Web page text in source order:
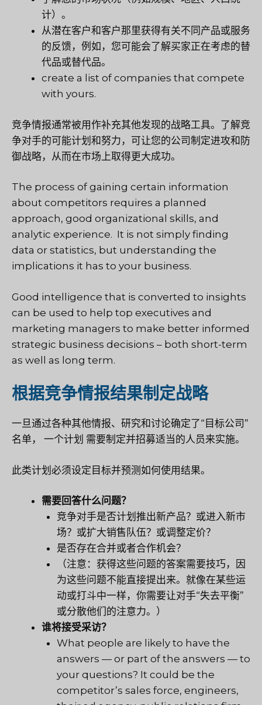
计）。
从潜在客户和客户那里获得有关不同产品或服务
的反馈，例如，您可能会了解买家正在考虑的替
代品或替代品。
create a list of companies that compete
with yours.
竞争情报通常被用作补充其他发现的战略工具。了解竞
争对手的可能计划和努力，可让您的公司制定进攻和防
御战略，从而在市场上取得更大成功。
The process of gaining certain information
about competitors requires a planned
approach, good organizational skills, and
analytic experience. It is not simply finding
data or statistics, but understanding the
implications it has to your business.
Good intelligence that is converted to insights
can be used to help top executives and
marketing managers to make better informed
strategic business decisions – both short-term
as well as long term.
根据竞争情报结果制定战略
一旦通过各种其他情报、研究和讨论确定了“目标公司”
名单， 一个计划 需要制定并招募适当的人员来实施。
此类计划必须设定目标并预测如何使用结果。
需要回答什么问题？
竞争对手是否计划推出新产品？或进入新市
场？或扩大销售队伍？或调整定价？
是否存在合并或者合作机会？
（注意：获得这些问题的答案需要技巧，因
为这些问题不能直接提出来。就像在某些运
动或打斗中一样，你需要让对手“失去平衡”
或分散他们的注意力。）
谁将接受采访？
What people are likely to have the
answers — or part of the answers — to
your questions? It could be the
competitor’s sales force, engineers,